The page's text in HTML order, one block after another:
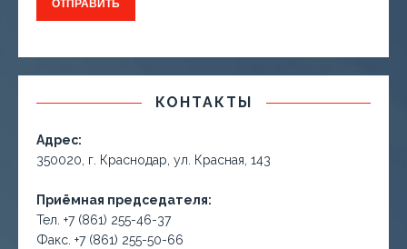
КОНТАКТЫ
Адрес:
350020, г. Краснодар, ул. Красная, 143
Приёмная председателя:
Тел. +7 (861) 255-46-37
Факс. +7 (861) 255-50-66